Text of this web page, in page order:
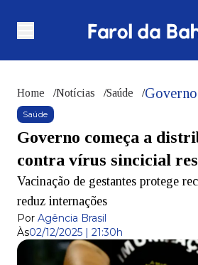
Home /Notícias /Saúde /
Saúde
Governo começa a
contra vírus sincicial
Vacinação de gestantes protege
reduz internações
Por Agência Brasil
Às02/12/2025 | 21:30h